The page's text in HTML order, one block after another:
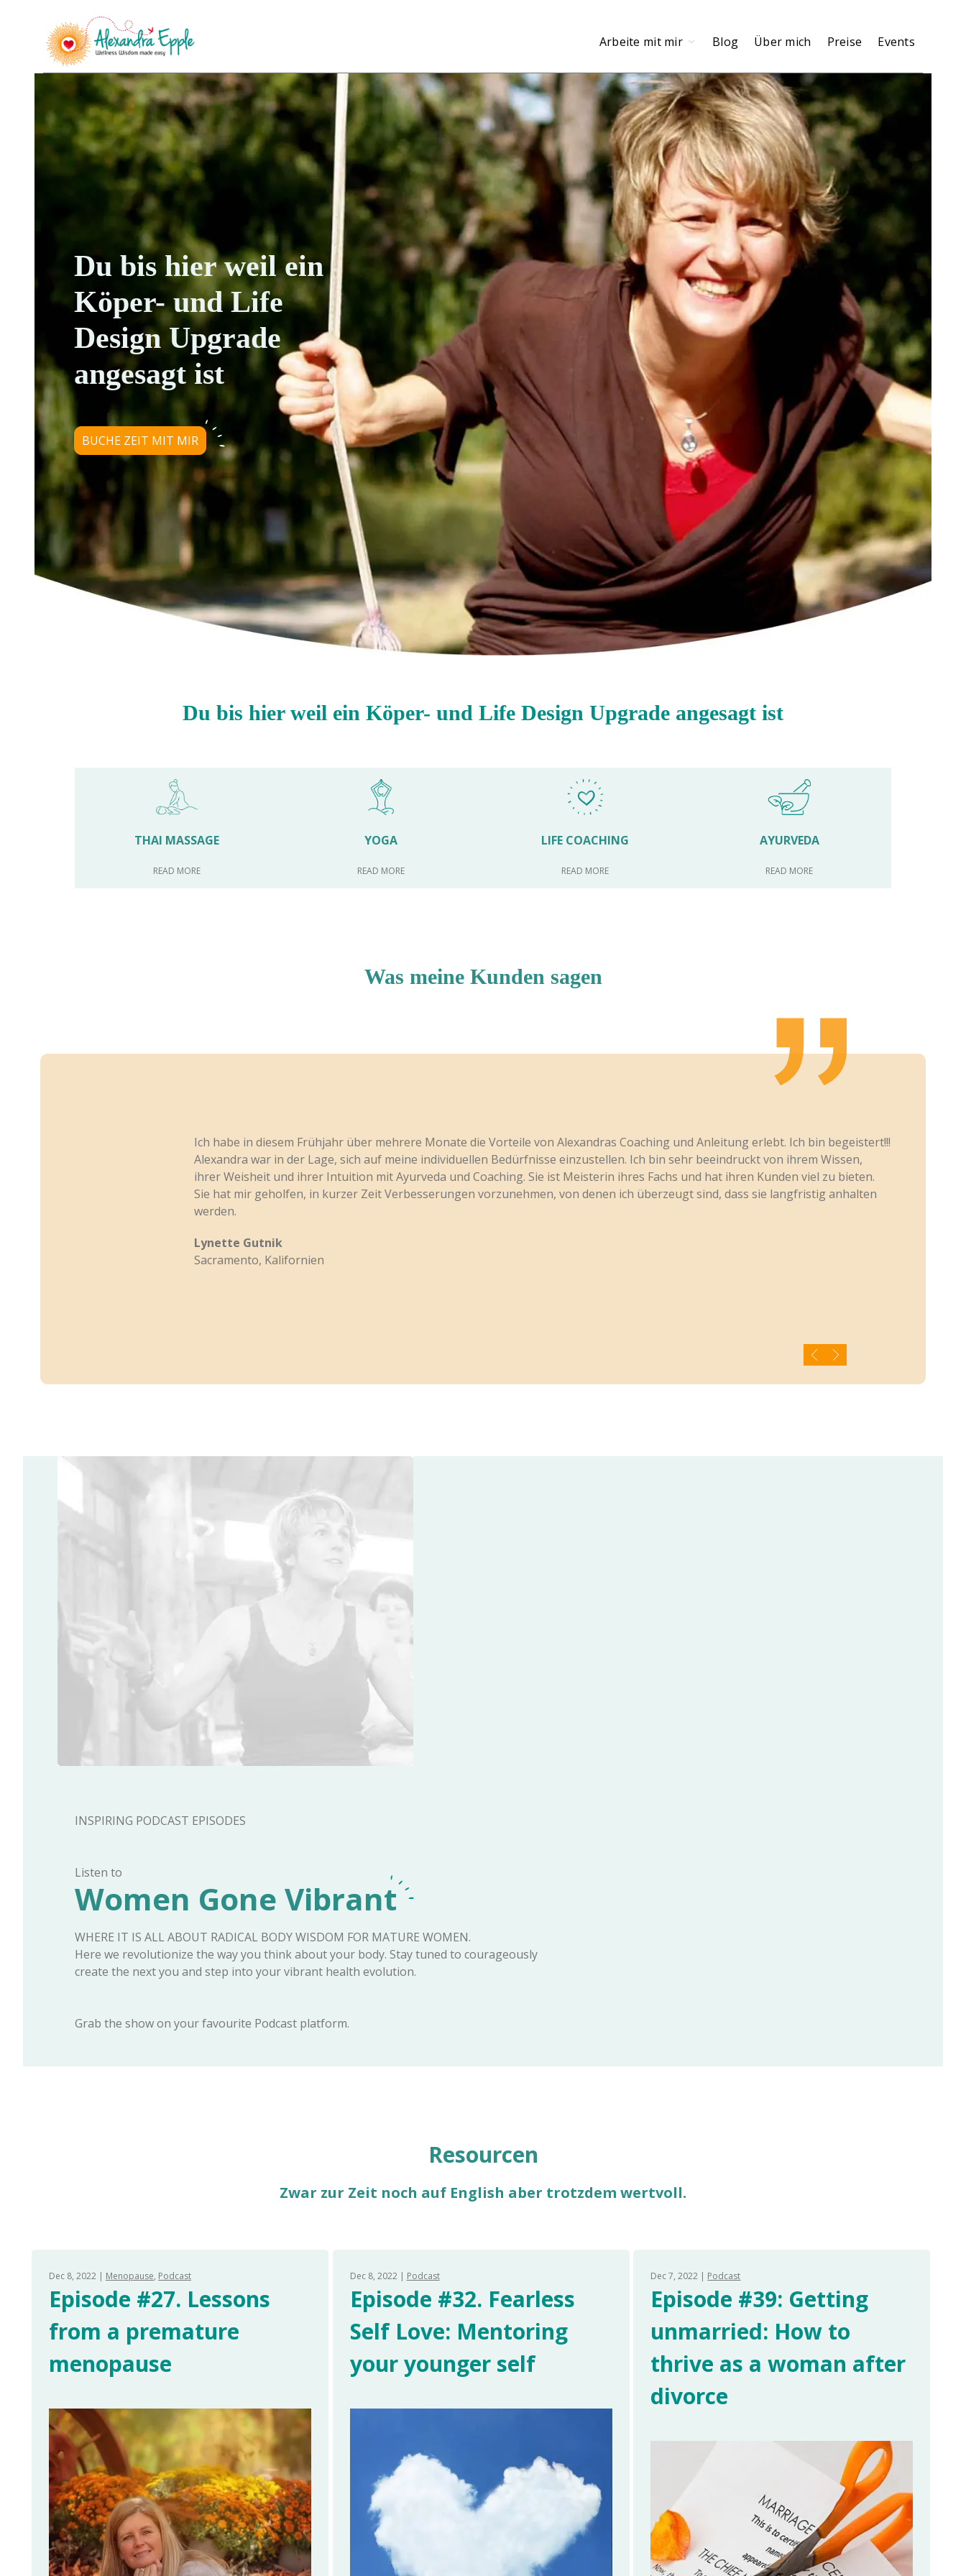
Arbeite mit mir Blog Über mich Preise Events
Du bis hier weil ein
Köper- und Life
Design Upgrade
angesagt ist
BUCHE ZEIT MIT MIR
Du bis hier weil ein Köper- und Life Design Upgrade angesagt ist
THAI MASSAGE
READ MORE
YOGA
READ MORE
LIFE COACHING
READ MORE
AYURVEDA
READ MORE
Was meine Kunden sagen
Ich habe in diesem Frühjahr über mehrere Monate die Vorteile von Alexandras Coaching und Anleitung erlebt. Ich bin begeistert!!!
Alexandra war in der Lage, sich auf meine individuellen Bedürfnisse einzustellen. Ich bin sehr beeindruckt von ihrem Wissen,
ihrer Weisheit und ihrer Intuition mit Ayurveda und Coaching. Sie ist Meisterin ihres Fachs und hat ihren Kunden viel zu bieten.
Sie hat mir geholfen, in kurzer Zeit Verbesserungen vorzunehmen, von denen ich überzeugt sind, dass sie langfristig anhalten
werden.
Lynette Gutnik
Sacramento, Kalifornien
INSPIRING PODCAST EPISODES
Listen to
Women Gone Vibrant
WHERE IT IS ALL ABOUT RADICAL BODY WISDOM FOR MATURE WOMEN.
Here we revolutionize the way you think about your body. Stay tuned to courageously
create the next you and step into your vibrant health evolution.
Grab the show on your favourite Podcast platform.
Resourcen
Zwar zur Zeit noch auf English aber trotzdem wertvoll.
Dec 8, 2022 Menopause Podcast
Episode #27. Lessons
from a premature
menopause
Dec 8, 2022 Podcast
Episode #32. Fearless
Self Love: Mentoring
your younger self
Dec 7, 2022 Podcast
Episode #39: Getting
unmarried: How to
thrive as a woman after
divorce